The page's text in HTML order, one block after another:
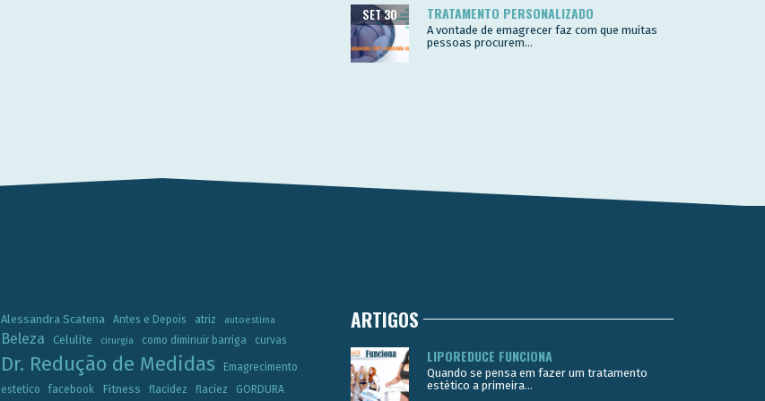
TRATAMENTO PERSONALIZADO
SET 30
A vontade de emagrecer faz com que muitas
pessoas procurem...
Alessandra Scatena Antes e Depois atriz autoestima
Beleza Celulite cirurgia como diminuir barriga curvas
Dr. Redução de Medidas
Emagrecimento
estetico
facebook Fitness flacidez flaciez GORDURA
ARTIGOS
LIPOREDUCE FUNCIONA
Quando se pensa em fazer um tratamento
estético a primeira...